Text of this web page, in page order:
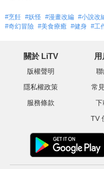
#烹飪 #妖怪 #漫畫改編 #小說改
#奇幻冒險 #美食療癒 #健身 #工
關於 LiTV
版權聲明
隱私權政策
服務條款
常
下
TV